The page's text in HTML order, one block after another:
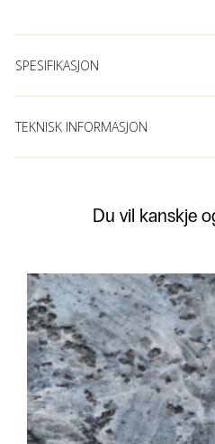
SPESIFIKASJON
TEKNISK INFORMASJON
Du vil kanskje